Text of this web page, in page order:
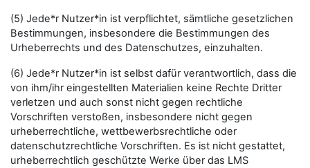
(5) Jede*r Nutzer*in ist verpflichtet, sämtliche gesetzlichen
Bestimmungen, insbesondere die Bestimmungen des
Urheberrechts und des Datenschutzes, einzuhalten.
(6) Jede*r Nutzer*in ist selbst dafür verantwortlich, dass die
von ihm/ihr eingestellten Materialien keine Rechte Dritter
verletzen und auch sonst nicht gegen rechtliche
Vorschriften verstoßen, insbesondere nicht gegen
urheberrechtliche, wettbewerbsrechtliche oder
datenschutzrechtliche Vorschriften. Es ist nicht gestattet,
urheberrechtlich geschützte Werke über das LMS